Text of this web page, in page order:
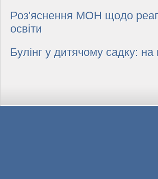
Роз'яснення МОН щодо
освіти
Булінг у дитячому садку: